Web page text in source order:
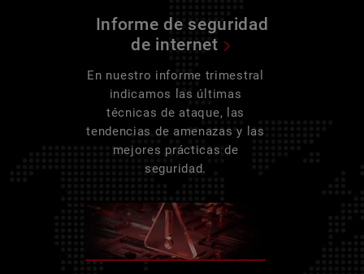
Informe de seguridad
de internet
En nuestro informe trimestral
indicamos las últimas
técnicas de ataque, las
tendencias de amenazas y las
mejores prácticas de
seguridad.